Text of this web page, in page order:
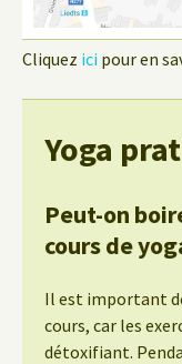
Cliquez ici pour en
Yoga
Peut-on
cours de
Il est important
cours, car les
détoxifiant.